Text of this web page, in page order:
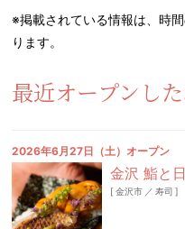
※掲載されている情報は、時
ります。
最近オープンし
2026年6月27日（土）オープン
金沢 鮨と
[金沢市 ／ 寿司 ]